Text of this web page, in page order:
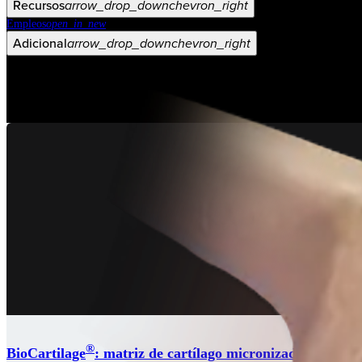
Recursosarrow_drop_downchevron_right
Empleosopen_in_new
Adicionalarrow_drop_downchevron_right
BioCartilage®: matriz de cartílago micronizado